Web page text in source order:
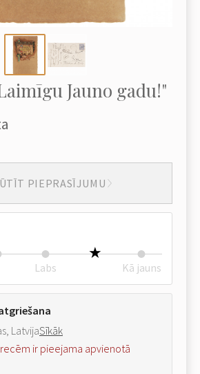
Jauno gadu!"
PIEPRASĪJUMU
Labs Kā jauns
LatvijaSīkāk
ir pieejama apvienotā